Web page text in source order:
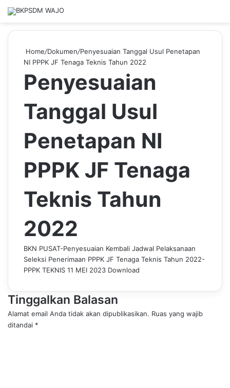
Home/Dokumen/Penyesuaian Tanggal Usul Penetapan
NI PPPK JF Tenaga Teknis Tahun 2022
Penyesuaian
Tanggal Usul
Penetapan NI
PPPK JF Tenaga
Teknis Tahun
2022
BKN PUSAT-Penyesuaian Kembali Jadwal Pelaksanaan
Seleksi Penerimaan PPPK JF Tenaga Teknis Tahun 2022-
PPPK TEKNIS 11 MEI 2023 Download
Tinggalkan Balasan
Alamat email Anda tidak akan dipublikasikan. Ruas yang wajib
ditandai *